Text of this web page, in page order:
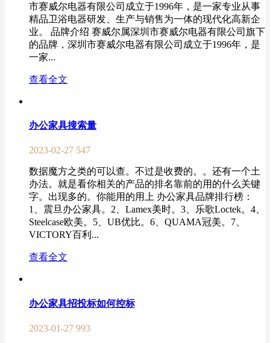
市赛威尔电器有限公司成立于1996年，是一家专业从事
精品卫浴电器研发、生产与销售为一体的现代化高新企
业。 品牌介绍 赛威尔属深圳市赛威尔电器有限公司旗下
的品牌，深圳市赛威尔电器有限公司成立于1996年，是
一家...
查看全文
办公家具搜索量
2023-02-27 547
数据魔方之类的可以查。不过是收费的。。还有一个土
办法。就是看你相关的产品的排名靠前的用的什么关键
字。出现多的。你能用的用上 办公家具品牌排行榜：
1、震旦办公家具。2、Lamex美时。3、乐歌Loctek。4、
Steelcase欧美。5、UB优比。6、QUAMA冠美。7、
VICTORY百利...
查看全文
办公家具招投标如何控标
2023-01-27 993